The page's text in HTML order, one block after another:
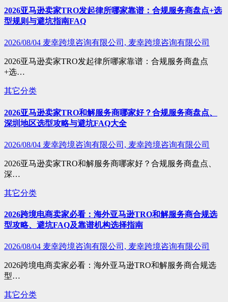
2026亚马逊卖家TRO发起律所哪家靠谱：合规服务商盘点+选
型规则与避坑指南FAQ
2026/08/04 麦幸跨境咨询有限公司, 麦幸跨境咨询有限公司
2026亚马逊卖家TRO发起律所哪家靠谱：合规服务商盘点
+选…
其它分类
2026亚马逊卖家TRO和解服务商哪家好？合规服务商盘点、
深圳地区选型攻略与避坑FAQ大全
2026/08/04 麦幸跨境咨询有限公司, 麦幸跨境咨询有限公司
2026亚马逊卖家TRO和解服务商哪家好？合规服务商盘点、
深…
其它分类
2026跨境电商卖家必看：海外亚马逊TRO和解服务商合规选
型攻略、避坑FAQ及靠谱机构选择指南
2026/08/04 麦幸跨境咨询有限公司, 麦幸跨境咨询有限公司
2026跨境电商卖家必看：海外亚马逊TRO和解服务商合规选
型…
其它分类